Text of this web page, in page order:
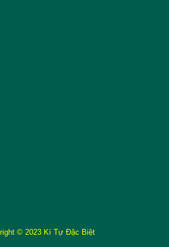
© 2023 Kí Tự Đặc Biệt